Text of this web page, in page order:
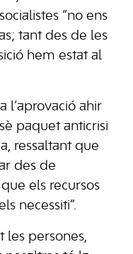
“no ens
tant des de les
hem estat al
l’aprovació ahir
paquet anticrisi
ressaltant que
des de
els recursos
necessiti”.
les persones,